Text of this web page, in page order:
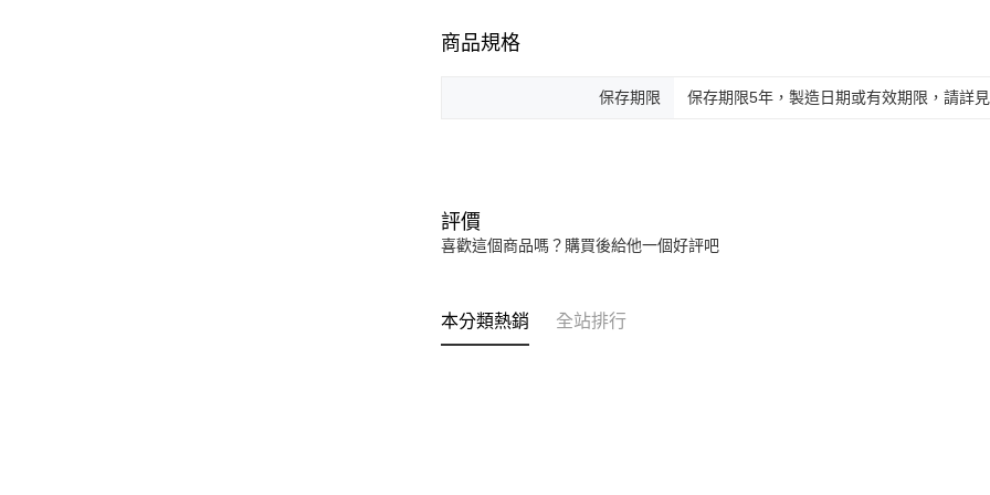
商品規格
保存期限 保存期限5年，製造日期或有效期限，請詳
評價
喜歡這個商品嗎？購買後給他一個好評吧
本分類熱銷 全站排行